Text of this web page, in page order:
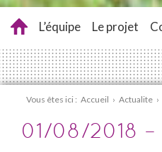
L’équipe Le projet
Vous êtes ici : Accueil › Actualite ›
01/08/2018